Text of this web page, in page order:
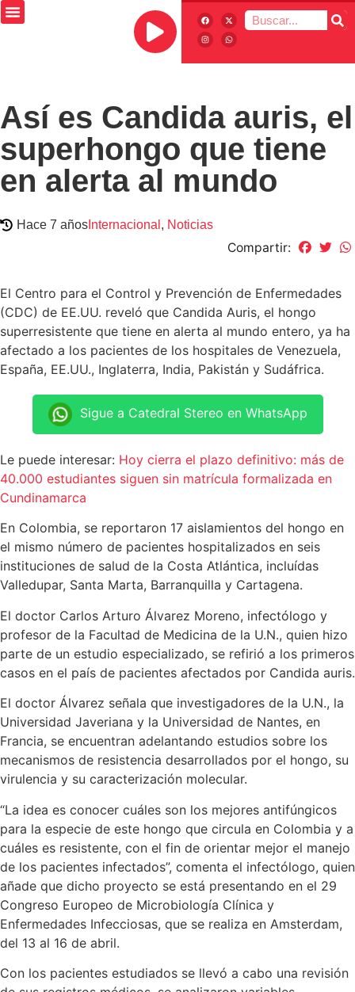
Así es Candida auris, el
superhongo que tiene
en alerta al mundo
Hace 7 años Internacional , Noticias
Compartir:
El Centro para el Control y Prevención de Enfermedades
(CDC) de EE.UU. reveló que Candida Auris, el hongo
superresistente que tiene en alerta al mundo entero, ya ha
afectado a los pacientes de los hospitales de Venezuela,
España, EE.UU., Inglaterra, India, Pakistán y Sudáfrica.
Sigue a Catedral Stereo en WhatsApp
Le puede interesar: Hoy cierra el plazo definitivo: más de
40.000 estudiantes siguen sin matrícula formalizada en
Cundinamarca
En Colombia, se reportaron 17 aislamientos del hongo en
el mismo número de pacientes hospitalizados en seis
instituciones de salud de la Costa Atlántica, incluídas
Valledupar, Santa Marta, Barranquilla y Cartagena.
El doctor Carlos Arturo Álvarez Moreno, infectólogo y
profesor de la Facultad de Medicina de la U.N., quien hizo
parte de un estudio especializado, se refirió a los primeros
casos en el país de pacientes afectados por Candida auris.
El doctor Álvarez señala que investigadores de la U.N., la
Universidad Javeriana y la Universidad de Nantes, en
Francia, se encuentran adelantando estudios sobre los
mecanismos de resistencia desarrollados por el hongo, su
virulencia y su caracterización molecular.
“La idea es conocer cuáles son los mejores antifúngicos
para la especie de este hongo que circula en Colombia y a
cuáles es resistente, con el fin de orientar mejor el manejo
de los pacientes infectados”, comenta el infectólogo, quien
añade que dicho proyecto se está presentando en el 29
Congreso Europeo de Microbiología Clínica y
Enfermedades Infecciosas, que se realiza en Amsterdam,
del 13 al 16 de abril.
Con los pacientes estudiados se llevó a cabo una revisión